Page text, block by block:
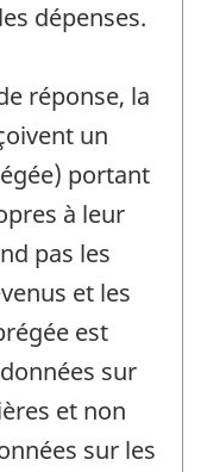
dépenses.
réponse, la
un
portant
à leur
pas les
et les
est
sur
et non
sur les